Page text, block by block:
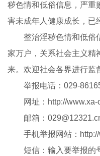
秽色情和低俗信息，严重
害未成年人健康成长，已
整治淫秽色情和低俗
家万户，关系社会主义精
来。欢迎社会各界进行监
举报电话：029-
网址：http://www.xa-
邮箱：
手机举报网站：http://
短信：输入要举报的号